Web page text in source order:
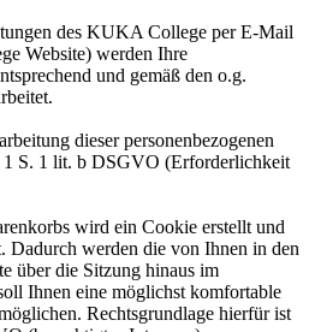
des KUKA College per E-Mail
Website) werden Ihre
und gemäß den o.g.
dieser personenbezogenen
S. 1 lit. b DSGVO (Erforderlichkeit
wird ein Cookie erstellt und
Dadurch werden die von Ihnen in den
über die Sitzung hinaus im
Ihnen eine möglichst komfortable
Rechtsgrundlage hierfür ist